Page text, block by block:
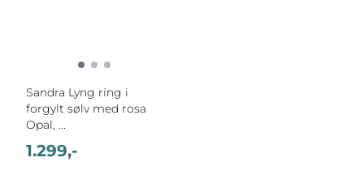
Sandra Lyng ring i
forgylt sølv med rosa
Opal, ...
1.299,-